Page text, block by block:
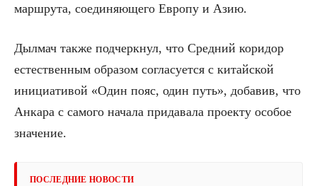
маршрута, соединяющего Европу и Азию.
Дылмач также подчеркнул, что Средний коридор
естественным образом согласуется с китайской
инициативой «Один пояс, один путь», добавив, что
Анкара с самого начала придавала проекту особое
значение.
ПОСЛЕДНИЕ НОВОСТИ